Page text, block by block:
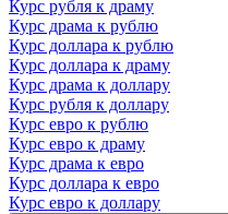
Курс рубля к драму
Курс драма к рублю
Курс доллара к рублю
Курс доллара к драму
Курс драма к доллару
Курс рубля к доллару
Курс евро к рублю
Курс евро к драму
Курс драма к евро
Курс доллара к евро
Курс евро к доллару